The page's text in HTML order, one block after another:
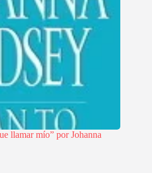
llamar mío” por Johanna